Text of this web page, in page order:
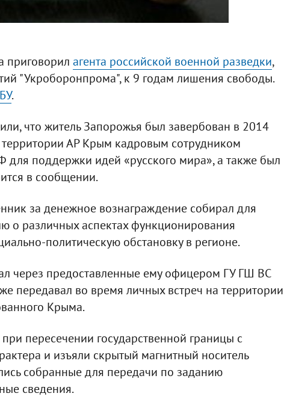
приговорил агента российской военной разведки,
"Укроборонпрома", к 9 годам лишения свободы.
.
что житель Запорожья был завербован в 2014
АР Крым кадровым сотрудником
для поддержки идей «русского мира», а также был
в сообщении.
за денежное вознаграждение собирал для
о различных аспектах функционирования
политическую обстановку в регионе.
через предоставленные ему офицером ГУ ГШ ВС
передавал во время личных встреч на территории
Крыма.
пересечении государственной границы с
и изъяли скрытый магнитный носитель
собранные для передачи по заданию
сведения.